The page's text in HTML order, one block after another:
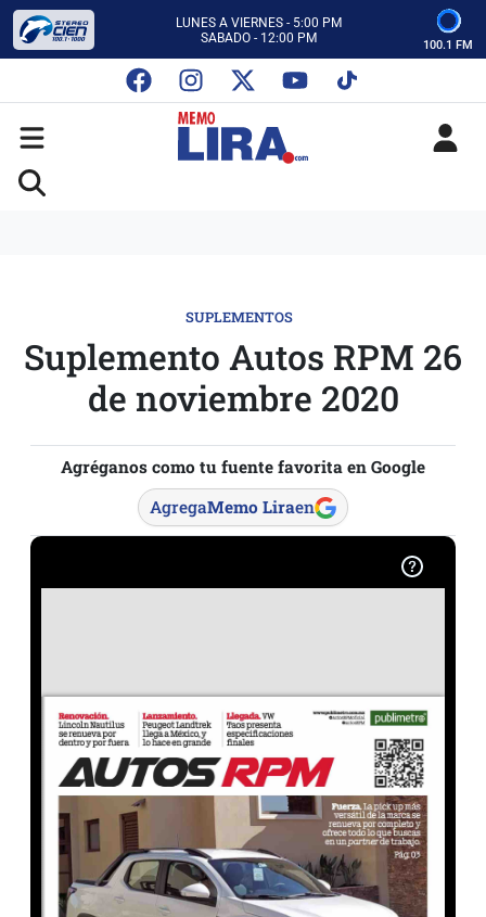
LUNES A VIERNES - 5:00 PM
SABADO - 12:00 PM
CON MEMO LIRA Y SU EQUIPO
LUNES A VIERNES - 5:00 PM
SABADO - 12:00 PM
100.1 FM
SUPLEMENTOS
Suplemento Autos RPM 26
de noviembre 2020
Agréganos como tu fuente favorita en Google
AgregaMemo Liraen